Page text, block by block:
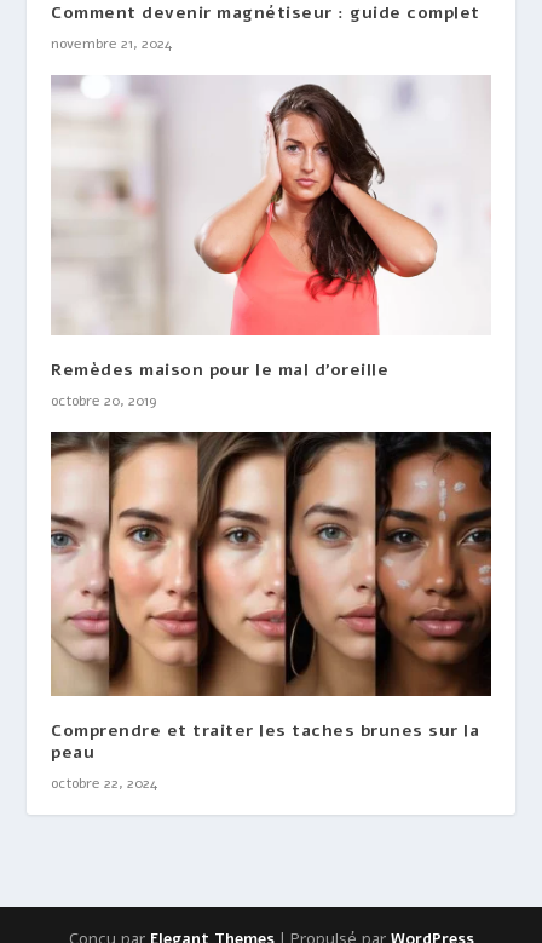
Comment devenir magnétiseur : guide complet
novembre 21, 2024
Remèdes maison pour le mal d’oreille
octobre 20, 2019
Comprendre et traiter les taches brunes sur la
peau
octobre 22, 2024